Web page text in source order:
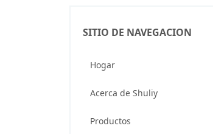
SITIO DE NAVEGACION
Hogar
Acerca de Shuliy
Productos